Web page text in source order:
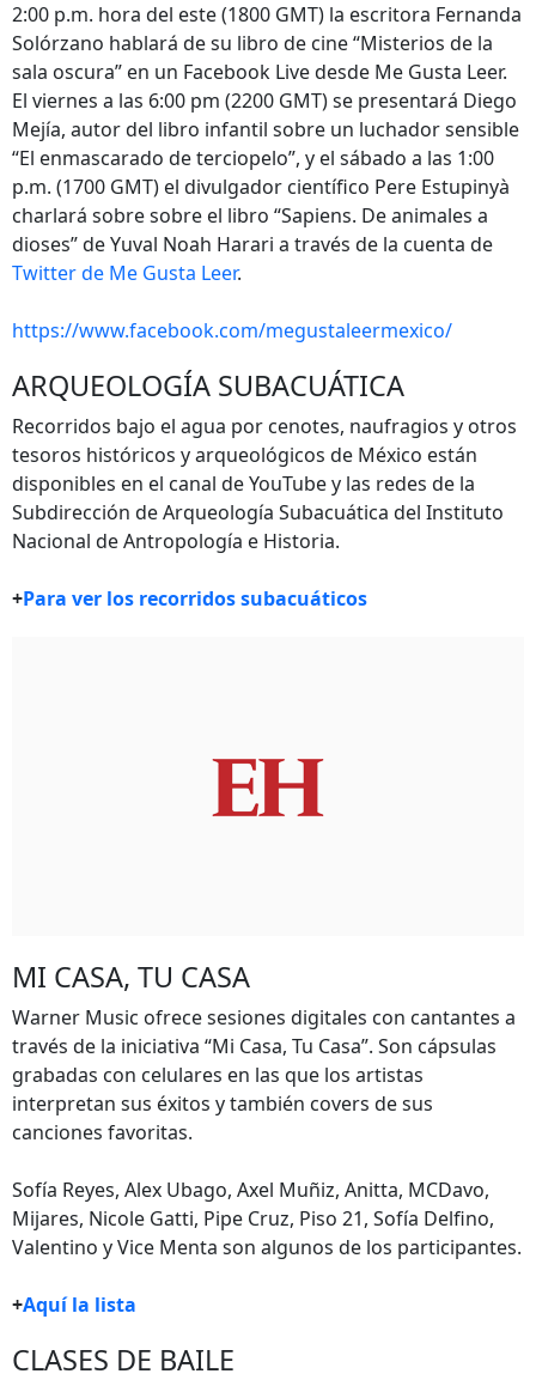
2:00 p.m. hora del este (1800 GMT) la escritora Fernanda
Solórzano hablará de su libro de cine “Misterios de la
sala oscura” en un Facebook Live desde Me Gusta Leer.
El viernes a las 6:00 pm (2200 GMT) se presentará Diego
Mejía, autor del libro infantil sobre un luchador sensible
“El enmascarado de terciopelo”, y el sábado a las 1:00
p.m. (1700 GMT) el divulgador científico Pere Estupinyà
charlará sobre sobre el libro “Sapiens. De animales a
dioses” de Yuval Noah Harari a través de la cuenta de
Twitter de Me Gusta Leer.
https://www.facebook.com/megustaleermexico/
ARQUEOLOGÍA SUBACUÁTICA
Recorridos bajo el agua por cenotes, naufragios y otros
tesoros históricos y arqueológicos de México están
disponibles en el canal de YouTube y las redes de la
Subdirección de Arqueología Subacuática del Instituto
Nacional de Antropología e Historia.
+Para ver los recorridos subacuáticos
MI CASA, TU CASA
Warner Music ofrece sesiones digitales con cantantes a
través de la iniciativa “Mi Casa, Tu Casa”. Son cápsulas
grabadas con celulares en las que los artistas
interpretan sus éxitos y también covers de sus
canciones favoritas.
Sofía Reyes, Alex Ubago, Axel Muñiz, Anitta, MCDavo,
Mijares, Nicole Gatti, Pipe Cruz, Piso 21, Sofía Delfino,
Valentino y Vice Menta son algunos de los participantes.
+Aquí la lista
CLASES DE BAILE